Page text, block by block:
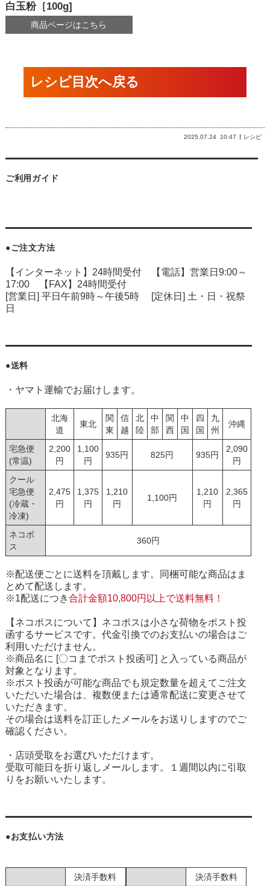
白玉粉［100g]
商品ページはこちら
レシピ目次へ戻る
2025.07.24 10:47 レシピ
ご利用ガイド
●ご注文方法
【インターネット】24時間受付 【電話】営業日9:00～
17:00 【FAX】24時間受付
[営業日] 平日午前9時～午後5時 [定休日] 土・日・祝祭
日
●送料
・ヤマト運輸でお届けします。
北海
道
東北
関
東
信
越
北
陸
中
部
関
西
中
国
四
国
九
州
沖縄
宅急便
(常温)
2,200
円
1,100
円
935円 825円 935円
2,090
円
クール
宅急便
(冷蔵・
冷凍)
2,475
円
1,375
円
1,210
円
1,100円
1,210
円
2,365
円
ネコポ
ス
360円
※配送便ごとに送料を頂戴します。同梱可能な商品はま
とめて配送します。
※1配送につき合計金額10,800円以上で送料無料！
【ネコポスについて】ネコポスは小さな荷物をポスト投
函するサービスです。代金引換でのお支払いの場合はご
利用いただけません。
※商品名に [〇コまでポスト投函可] と入っている商品が
対象となります。
※ポスト投函が可能な商品でも規定数量を超えてご注文
いただいた場合は、複数便または通常配送に変更させて
いただきます。
その場合は送料を訂正したメールをお送りしますのでご
確認ください。
・店頭受取をお選びいただけます。
受取可能日を折り返しメールします。１週間以内に引取
りをお願いいたします。
●お支払い方法
決済手数料 決済手数料